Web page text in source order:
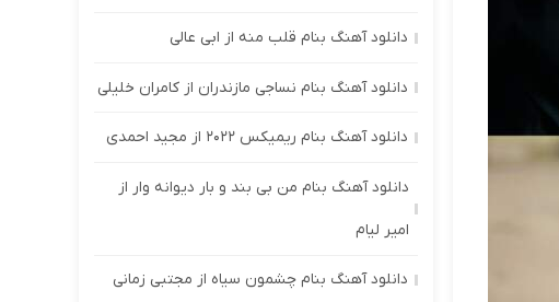
دانلود آهنگ بنام قلب منه از ابی عالی
دانلود آهنگ بنام نساجی مازندران از کامران خلیلی
دانلود آهنگ بنام ریمیکس ۲۰۲۲ از مجید احمدی
دانلود آهنگ بنام من بی بند و بار دیوانه وار از
امیر لیام
دانلود آهنگ بنام چشمون سیاه از مجتبی زمانی